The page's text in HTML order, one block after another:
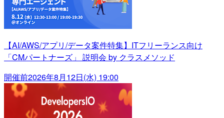
【AI/AWS/アプリ/データ案件特集】ITフリーランス向け
「CMパートナーズ」 説明会 by クラスメソッド
開催前2026年8月12日(水) 19:00